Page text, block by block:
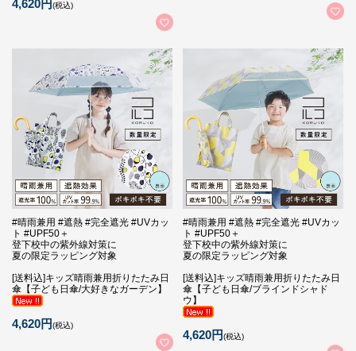
4,620円(税込)
#晴雨兼用 #遮熱 #完全遮光 #UVカッ
ト #UPF50＋
登下校中の紫外線対策に
夏の限定ラッピング対象
[送料込]キッズ晴雨兼用折りたたみ日
傘【子ども日傘/大好きなガーデン】
4,620円(税込)
#晴雨兼用 #遮熱 #完全遮光 #UVカッ
ト #UPF50＋
登下校中の紫外線対策に
夏の限定ラッピング対象
[送料込]キッズ晴雨兼用折りたたみ日
傘【子ども日傘/ブラインドシャド
ウ】
4,620円(税込)